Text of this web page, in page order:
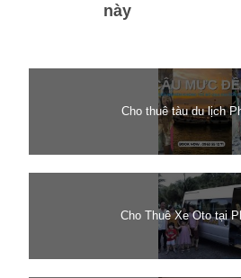
này
Cho thuê tàu du lịch
Cho Thuê Xe Oto tại